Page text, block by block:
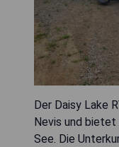
Der Daisy Lake
Nevis und
See. Die